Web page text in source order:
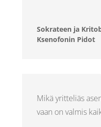
Sokrateen ja
Ksenofonin Pidot
Mikä yritteliäs
vaan on valmis